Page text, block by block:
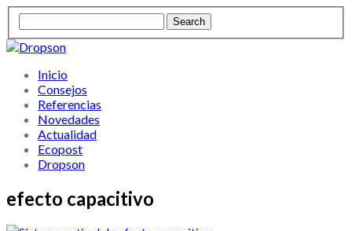
Inicio
Consejos
Referencias
Novedades
Actualidad
Ecopost
Dropson
efecto capacitivo